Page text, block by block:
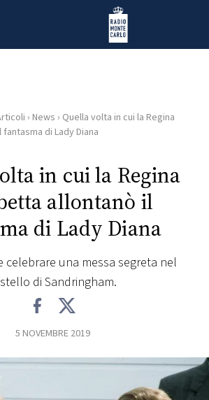
Radio Monte Carlo
› News › Quella volta in cui la Regina
di Lady Diana
in cui la Regina
allontanò il
di Lady Diana
celebrare una messa segreta nel
di Sandringham.
5 NOVEMBRE 2019